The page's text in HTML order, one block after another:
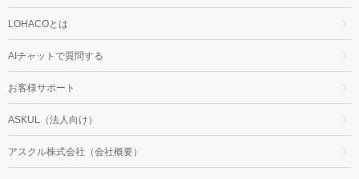
LOHACOとは
AIチャットで質問する
お客様サポート
ASKUL（法人向け）
アスクル株式会社（会社概要）